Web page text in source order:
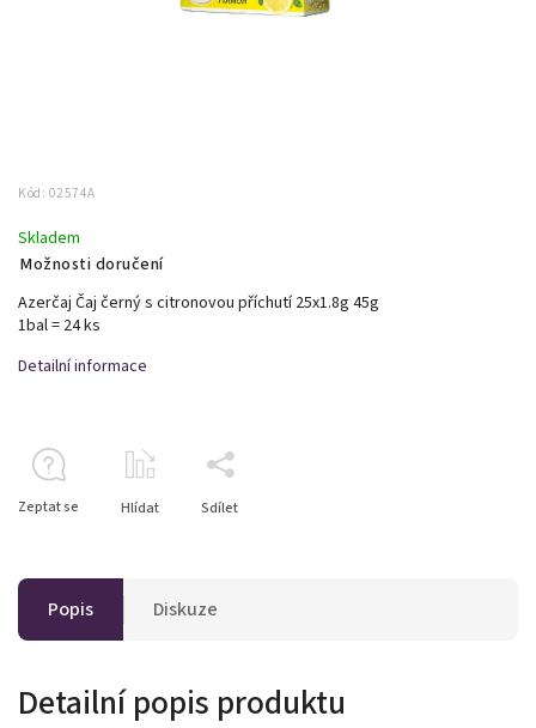
Kód: 02574A
Skladem
Možnosti doručení
Azerčaj Čaj černý s citronovou příchutí 25x1.8g 45g
1bal = 24 ks
Detailní informace
Zeptat se Hlídat Sdílet
Popis Diskuze
Detailní popis produktu